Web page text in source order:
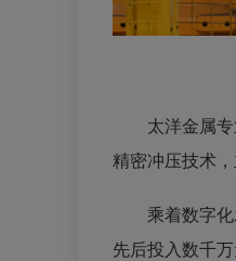
太洋金属专业
精密冲压技术
乘着数字化发
先后投入数千